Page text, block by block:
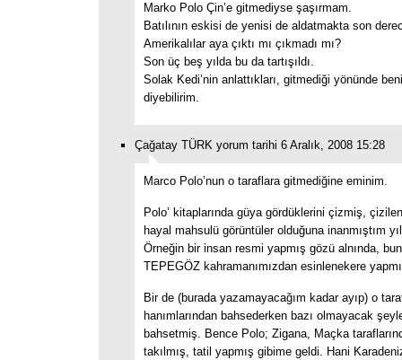
Marko Polo Çin’e gitmediyse şaşırmam.
Batılının eskisi de yenisi de aldatmakta son
Amerikalılar aya çıktı mı çıkmadı mı?
Son üç beş yılda bu da tartışıldı.
Solak Kedi’nin anlattıkları, gitmediği yönünde
diyebilirim.
Çağatay TÜRK yorum tarihi 6 Aralık, 2008 15:28
Marco Polo’nun o taraflara gitmediğine eminim.
Polo’ kitaplarında güya gördüklerini çizmiş,
hayal mahsulü görüntüler olduğuna inanmıştım
Örneğin bir insan resmi yapmış gözü alnında,
TEPEGÖZ kahramanımızdan esinlenekere
Bir de (burada yazamayacağım kadar ayıp) o
hanımlarından bahsederken bazı olmayacak
bahsetmiş. Bence Polo; Zigana, Maçka
takılmış, tatil yapmış gibime geldi. Hani